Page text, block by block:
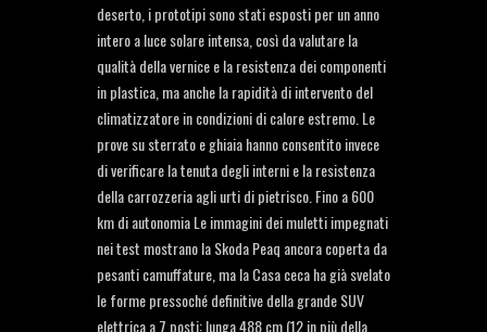
deserto, i prototipi sono stati esposti per un anno
intero a luce solare intensa, così da valutare la
qualità della vernice e la resistenza dei componenti
in plastica, ma anche la rapidità di intervento del
climatizzatore in condizioni di calore estremo. Le
prove su sterrato e ghiaia hanno consentito invece
di verificare la tenuta degli interni e la resistenza
della carrozzeria agli urti di pietrisco. Fino a 600
km di autonomia Le immagini dei muletti impegnati
nei test mostrano la Skoda Peaq ancora coperta da
pesanti camuffature, ma la Casa ceca ha già svelato
le forme pressoché definitive della grande SUV
elettrica a 7 posti: lunga 488 cm (12 in più della